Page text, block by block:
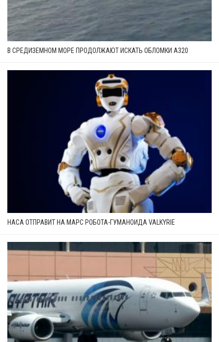
В СРЕДИЗЕМНОМ МОРЕ ПРОДОЛЖАЮТ ИСКАТЬ ОБЛОМКИ А320
НАСА ОТПРАВИТ НА МАРС РОБОТА-ГУМАНОИДА VALKYRIE